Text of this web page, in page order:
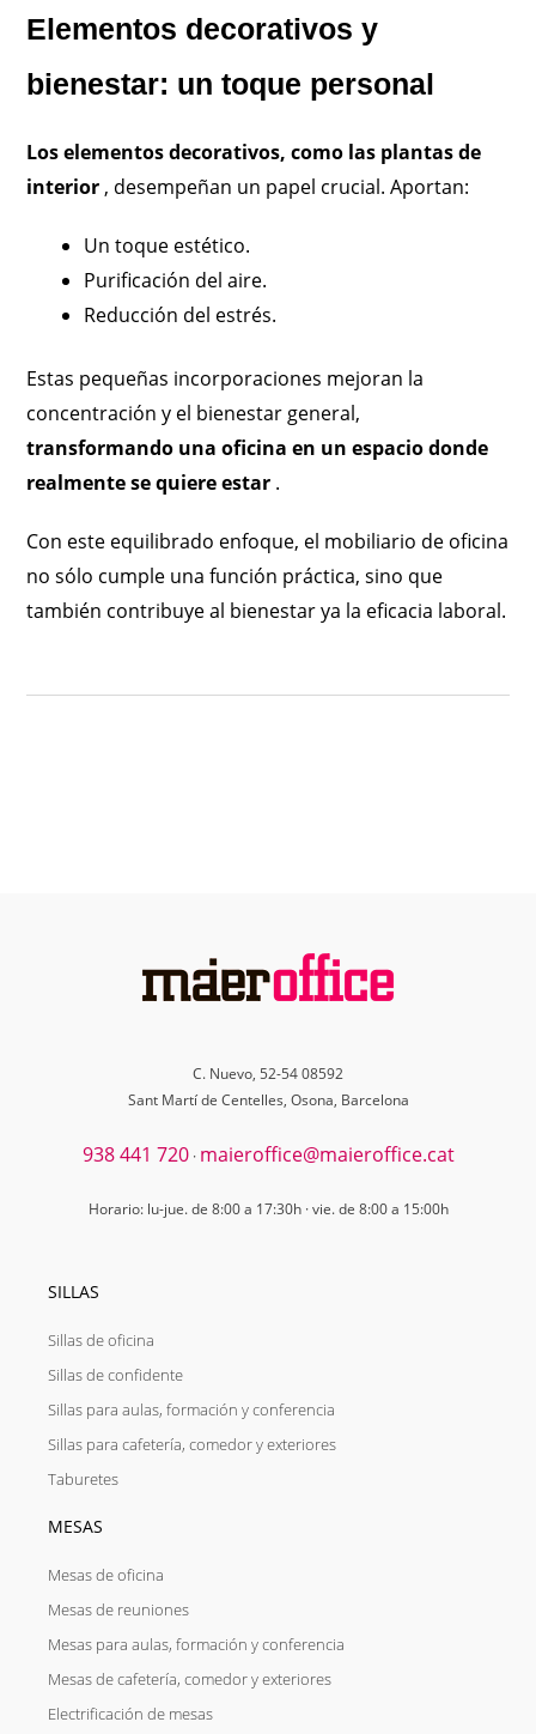
Elementos decorativos y
bienestar: un toque personal
Los elementos decorativos, como las plantas de
interior , desempeñan un papel crucial. Aportan:
Un toque estético.
Purificación del aire.
Reducción del estrés.
Estas pequeñas incorporaciones mejoran la
concentración y el bienestar general,
transformando una oficina en un espacio donde
realmente se quiere estar .
Con este equilibrado enfoque, el mobiliario de oficina
no sólo cumple una función práctica, sino que
también contribuye al bienestar ya la eficacia laboral.
C. Nuevo, 52-54 08592
Sant Martí de Centelles, Osona, Barcelona
938 441 720· maieroffice@maieroffice.cat
Horario: lu-jue. de 8:00 a 17:30h · vie. de 8:00 a 15:00h
SILLAS
Sillas de oficina
Sillas de confidente
Sillas para aulas, formación y conferencia
Sillas para cafetería, comedor y exteriores
Taburetes
MESAS
Mesas de oficina
Mesas de reuniones
Mesas para aulas, formación y conferencia
Mesas de cafetería, comedor y exteriores
Electrificación de mesas